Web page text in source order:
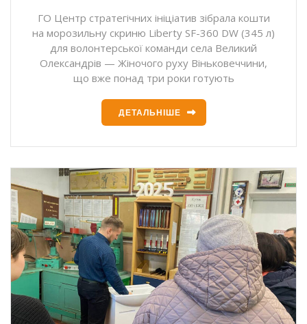
ГО Центр стратегічних ініціатив зібрала кошти
на морозильну скриню Liberty SF-360 DW (345 л)
для волонтерської команди села Великий
Олександрів — Жіночого руху Віньковеччини,
що вже понад три роки готують
ДЕТАЛЬНІШЕ